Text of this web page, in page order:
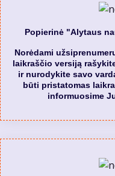
Popierinė "Alytaus
Norėdami
laikraščio versiją
ir nurodykite savo
būti pristatomas
informuosime